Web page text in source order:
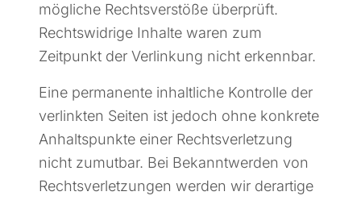
mögliche Rechtsverstöße überprüft.
Rechtswidrige Inhalte waren zum
Zeitpunkt der Verlinkung nicht erkennbar.
Eine permanente inhaltliche Kontrolle der
verlinkten Seiten ist jedoch ohne konkrete
Anhaltspunkte einer Rechtsverletzung
nicht zumutbar. Bei Bekanntwerden von
Rechtsverletzungen werden wir derartige